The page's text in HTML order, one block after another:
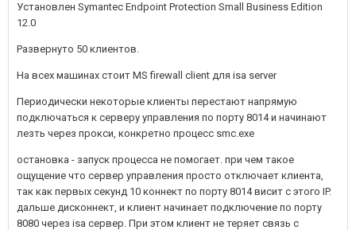
Установлен Symantec Endpoint Protection Small Business Edition
12.0
Развернуто 50 клиентов.
На всех машинах стоит MS firewall client для isa server
Периодически некоторые клиенты перестают напрямую
подключаться к серверу управления по порту 8014 и начинают
лезть через прокси, конкретно процесс smc.exe
остановка - запуск процесса не помогает. при чем такое
ощущение что сервер управления просто отключает клиента,
так как первых секунд 10 коннект по порту 8014 висит с этого IP.
дальше дисконнект, и клиент начинает подключение по порту
8080 через isa сервер. При этом клиент не теряет связь с